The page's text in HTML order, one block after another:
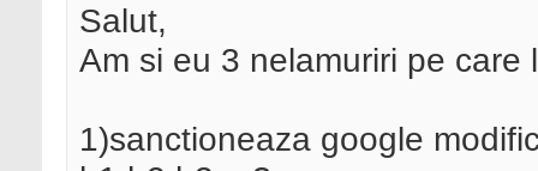
Salut,
Am si eu 3 nelamuriri pe
1)sanctioneaza google